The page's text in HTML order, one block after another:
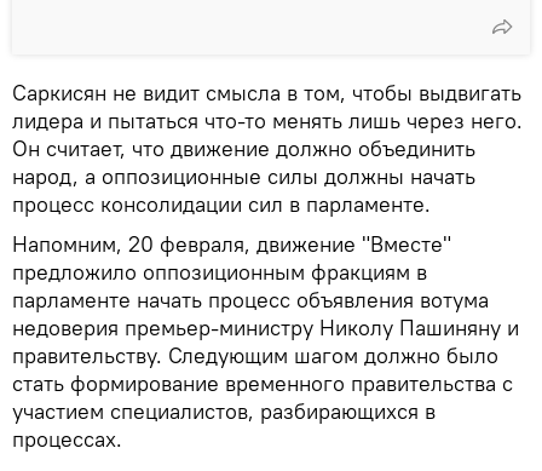
Саркисян не видит смысла в том, чтобы выдвигать
лидера и пытаться что-то менять лишь через него.
Он считает, что движение должно объединить
народ, а оппозиционные силы должны начать
процесс консолидации сил в парламенте.
Напомним, 20 февраля, движение "Вместе"
предложило оппозиционным фракциям в
парламенте начать процесс объявления вотума
недоверия премьер-министру Николу Пашиняну и
правительству. Следующим шагом должно было
стать формирование временного правительства с
участием специалистов, разбирающихся в
процессах.